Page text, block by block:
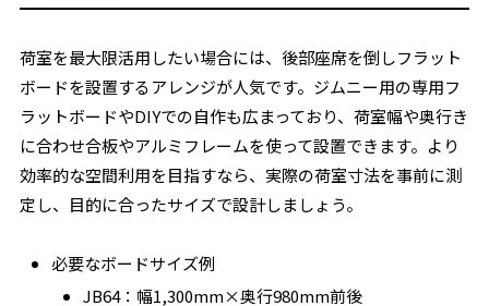
荷室を最大限活用したい場合には、後部座席を倒しフラット
ボードを設置するアレンジが人気です。ジムニー用の専用フ
ラットボードやDIYでの自作も広まっており、荷室幅や奥行き
に合わせ合板やアルミフレームを使って設置できます。より
効率的な空間利用を目指すなら、実際の荷室寸法を事前に測
定し、目的に合ったサイズで設計しましょう。
必要なボードサイズ例
JB64：幅1,300mm×奥行980mm前後